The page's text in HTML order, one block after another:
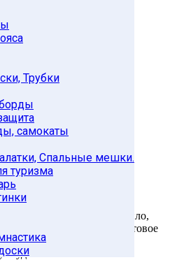
Трубки
самокаты
Спальные мешки.
туризма
(песок + цемент)
и аэробики, как правило,
до 5-10кг), яркое цветовое
удобны в ипользовании.